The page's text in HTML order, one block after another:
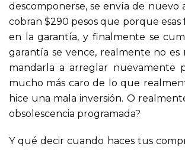
descomponerse, se envía de nuevo
cobran $290 pesos que porque esas
en la garantía, y finalmente se
garantía se vence, realmente no es
mandarla a arreglar nuevamente
mucho más caro de lo que
hice una mala inversión. O
obsolescencia programada?
Y qué decir cuando haces tus